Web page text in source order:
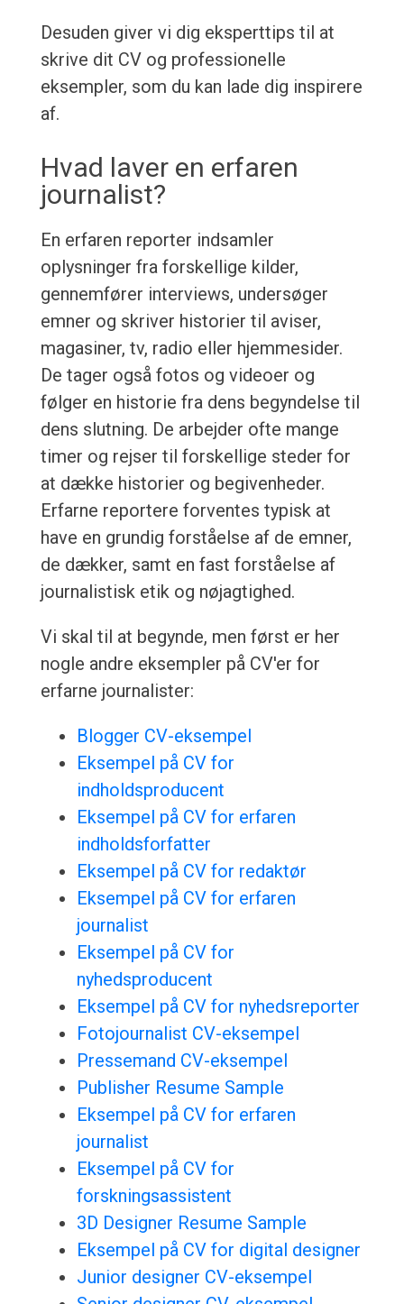
Desuden giver vi dig eksperttips til at
skrive dit CV og professionelle
eksempler, som du kan lade dig inspirere
af.
Hvad laver en erfaren
journalist?
En erfaren reporter indsamler
oplysninger fra forskellige kilder,
gennemfører interviews, undersøger
emner og skriver historier til aviser,
magasiner, tv, radio eller hjemmesider.
De tager også fotos og videoer og
følger en historie fra dens begyndelse til
dens slutning. De arbejder ofte mange
timer og rejser til forskellige steder for
at dække historier og begivenheder.
Erfarne reportere forventes typisk at
have en grundig forståelse af de emner,
de dækker, samt en fast forståelse af
journalistisk etik og nøjagtighed.
Vi skal til at begynde, men først er her
nogle andre eksempler på CV'er for
erfarne journalister:
Blogger CV-eksempel
Eksempel på CV for
indholdsproducent
Eksempel på CV for erfaren
indholdsforfatter
Eksempel på CV for redaktør
Eksempel på CV for erfaren
journalist
Eksempel på CV for
nyhedsproducent
Eksempel på CV for nyhedsreporter
Fotojournalist CV-eksempel
Pressemand CV-eksempel
Publisher Resume Sample
Eksempel på CV for erfaren
journalist
Eksempel på CV for
forskningsassistent
3D Designer Resume Sample
Eksempel på CV for digital designer
Junior designer CV-eksempel